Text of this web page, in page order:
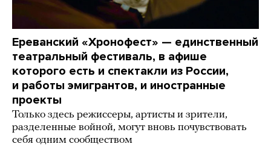
Ереванский «Хронофест» — единственный
театральный фестиваль, в афише
которого есть и спектакли из России,
и работы эмигрантов, и иностранные
проекты
Только здесь режиссеры, артисты и зрители,
разделенные войной, могут вновь почувствовать
себя одним сообществом